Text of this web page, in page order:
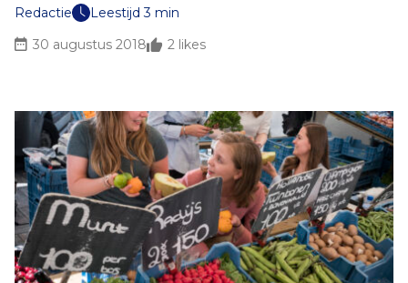
Redactie
Leestijd 3 min
30 augustus 2018
2 likes